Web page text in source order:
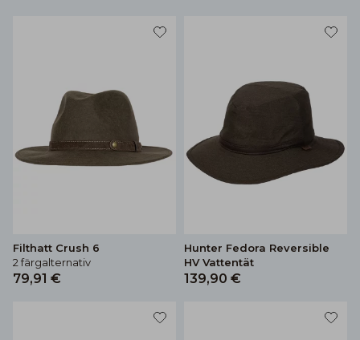
Filthatt Crush 6
2 färgalternativ
79,91 €
Hunter Fedora Reversible
HV Vattentät
139,90 €